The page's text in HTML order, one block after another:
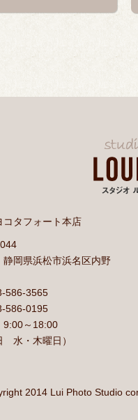
コタフォート本店
浜松市浜名区内野
586-3565
586-0195
18:00
水・木曜日）
2014 Lui Photo Studio